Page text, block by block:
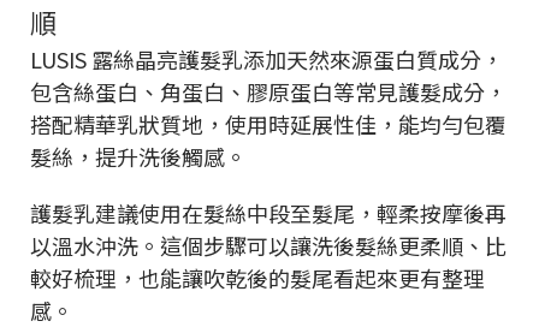
順
LUSIS 露絲晶亮護髮乳添加天然來源蛋白質成分，
包含絲蛋白、角蛋白、膠原蛋白等常見護髮成分，
搭配精華乳狀質地，使用時延展性佳，能均勻包覆
髮絲，提升洗後觸感。
護髮乳建議使用在髮絲中段至髮尾，輕柔按摩後再
以溫水沖洗。這個步驟可以讓洗後髮絲更柔順、比
較好梳理，也能讓吹乾後的髮尾看起來更有整理
感。